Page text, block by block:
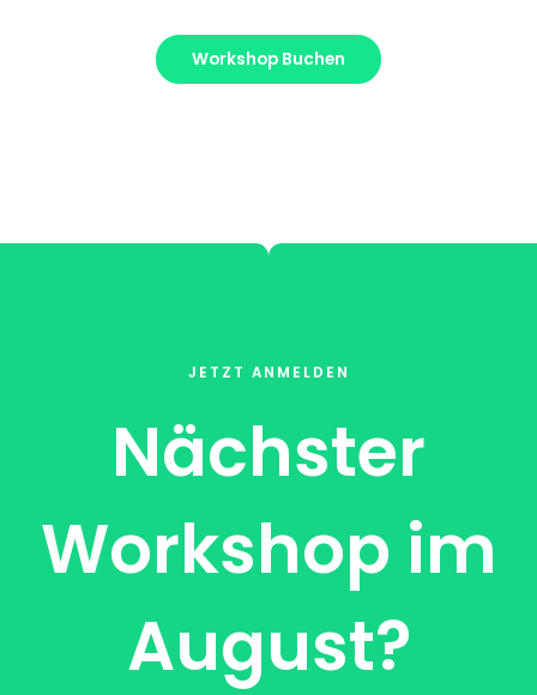
Workshop Buchen
JETZT ANMELDEN
Nächster
Workshop im
August?